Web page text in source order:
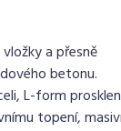
a přesně
betonu.
L-form
topení,